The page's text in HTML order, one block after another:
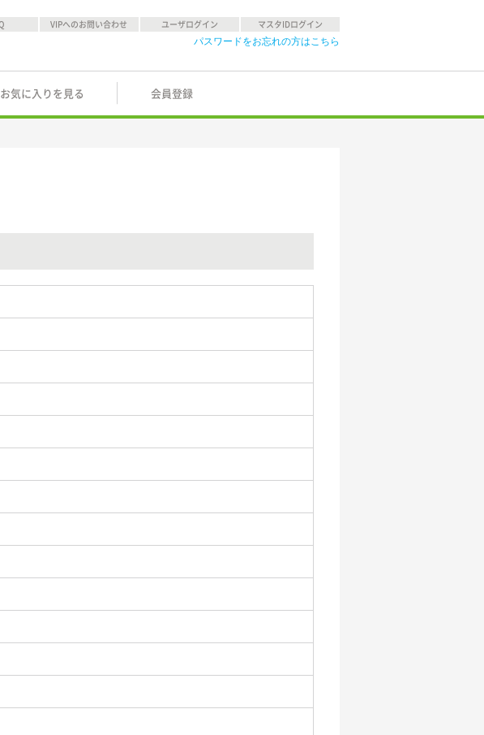
VIPへのお問い合わせ ユーザログイン マスタIDログイン
パスワードをお忘れの方はこちら
お気に入りを見る 会員登録